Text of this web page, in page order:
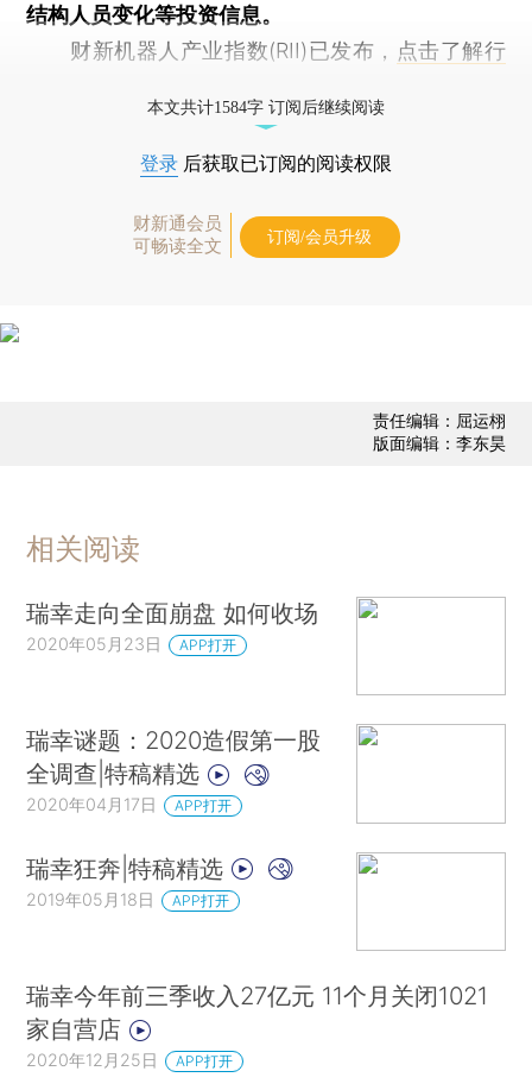
结构人员变化等投资信息。
财新机器人产业指数(RII)已发布， 点击了解行
本文共计1584字 订阅后继续阅读
登录 后获取已订阅的阅读权限
财新通会员
可畅读全文
订阅/会员升级
责任编辑：屈运栩
版面编辑：李东昊
相关阅读
瑞幸走向全面崩盘 如何收场
2020年05月23日 APP打开
瑞幸谜题：2020造假第一股
全调查|特稿精选
2020年04月17日 APP打开
瑞幸狂奔|特稿精选
2019年05月18日 APP打开
瑞幸今年前三季收入27亿元 11个月关闭1021
家自营店
2020年12月25日 APP打开